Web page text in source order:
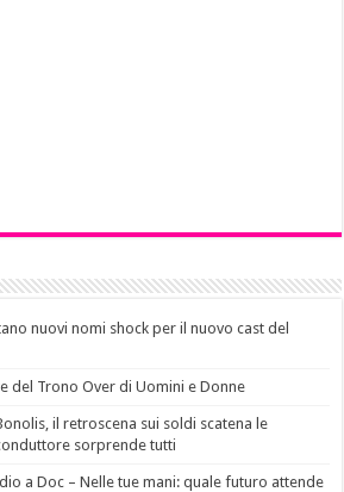
nuovi nomi shock per il nuovo cast del
del Trono Over di Uomini e Donne
il retroscena sui soldi scatena le
sorprende tutti
a Doc – Nelle tue mani: quale futuro attende